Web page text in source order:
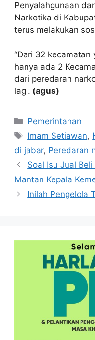
Penyalahgunaan
Narkotika di
terus melakukan
“Dari 32 kecamatan
hanya ada 2
dari peredaran
lagi. (agus)
Kategori
Pemerintahan
Tag
Imam Setiawan,
di jabar, Peredaran
Soal Isu Jual
Mantan Kepala
Inilah Pengelola